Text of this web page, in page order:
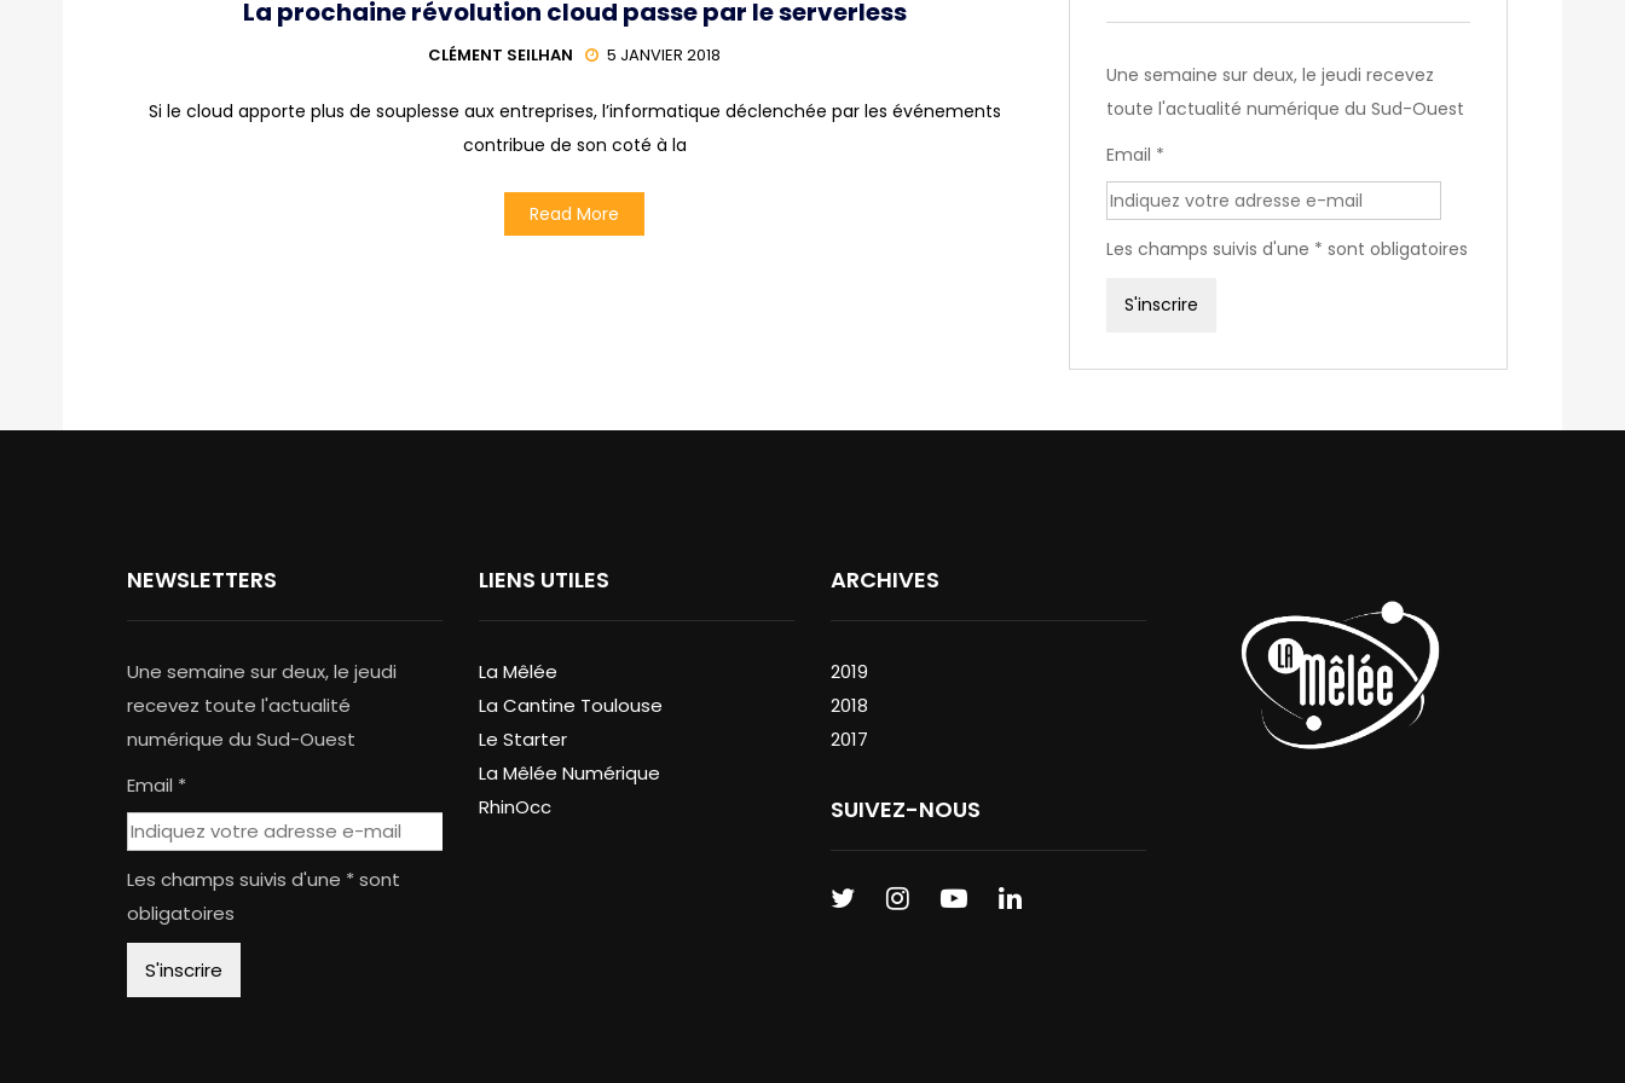
La prochaine révolution cloud passe par le serverless
CLÉMENT SEILHAN 5 JANVIER 2018
Si le cloud apporte plus de souplesse aux entreprises, l’informatique déclenchée par les événements
contribue de son coté à la
Read More
Une semaine sur deux, le jeudi recevez
toute l'actualité numérique du Sud-Ouest
Email *
Les champs suivis d'une * sont obligatoires
NEWSLETTERS
Une semaine sur deux, le jeudi
recevez toute l'actualité
numérique du Sud-Ouest
Email *
Les champs suivis d'une * sont
obligatoires
LIENS UTILES
La Mêlée
La Cantine Toulouse
Le Starter
La Mêlée Numérique
RhinOcc
ARCHIVES
2019
2018
2017
SUIVEZ-NOUS